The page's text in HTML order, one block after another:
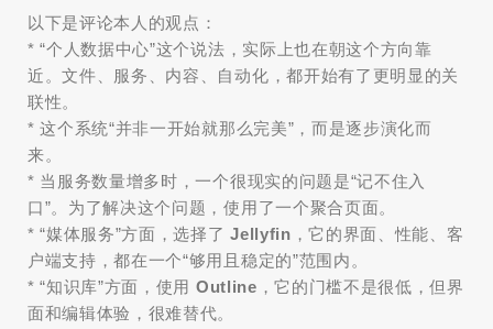
以下是评论本人的观点：
* “个人数据中心”这个说法，实际上也在朝这个方向靠
近。文件、服务、内容、自动化，都开始有了更明显的关
联性。
* 这个系统“并非一开始就那么完美”，而是逐步演化而
来。
* 当服务数量增多时，一个很现实的问题是“记不住入
口”。为了解决这个问题，使用了一个聚合页面。
* “媒体服务”方面，选择了Jellyfin ，它的界面、性能、客
户端支持，都在一个“够用且稳定的”范围内。
* “知识库”方面，使用 Outline ，它的门槛不是很低，但界
面和编辑体验，很难替代。